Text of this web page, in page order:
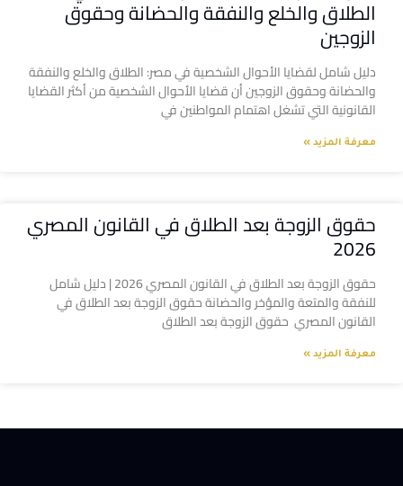
الطلاق والخلع والنفقة والحضانة وحقوق
الزوجين
دليل شامل لقضايا الأحوال الشخصية في مصر: الطلاق والخلع والنفقة
والحضانة وحقوق الزوجين أن قضايا الأحوال الشخصية من أكثر القضايا
القانونية التي تشغل اهتمام المواطنين في
معرفة المزيد »
حقوق الزوجة بعد الطلاق في القانون المصري
2026
حقوق الزوجة بعد الطلاق في القانون المصري 2026 | دليل شامل
للنفقة والمتعة والمؤخر والحضانة حقوق الزوجة بعد الطلاق في
القانون المصري حقوق الزوجة بعد الطلاق
معرفة المزيد »